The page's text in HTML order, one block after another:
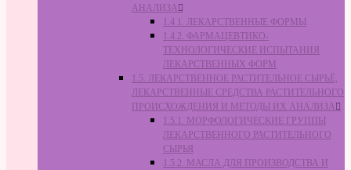
АНАЛИЗА
1.4.1. ЛЕКАРСТВЕННЫЕ ФОРМЫ
1.4.2. ФАРМАЦЕВТИКО-
ТЕХНОЛОГИЧЕСКИЕ ИСПЫТАНИЯ
ЛЕКАРСТВЕННЫХ ФОРМ
1.5. ЛЕКАРСТВЕННОЕ РАСТИТЕЛЬНОЕ СЫРЬЁ,
ЛЕКАРСТВЕННЫЕ СРЕДСТВА РАСТИТЕЛЬНОГО
ПРОИСХОЖДЕНИЯ И МЕТОДЫ ИХ АНАЛИЗА
1.5.1. МОРФОЛОГИЧЕСКИЕ ГРУППЫ
ЛЕКАРСТВЕННОГО РАСТИТЕЛЬНОГО
СЫРЬЯ
1.5.2. МАСЛА ДЛЯ ПРОИЗВОДСТВА И